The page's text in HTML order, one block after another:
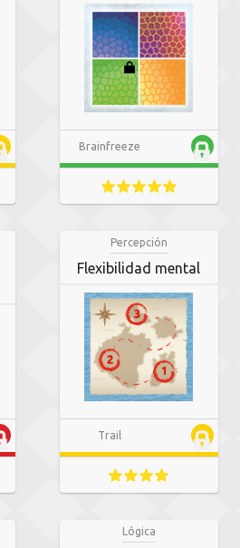
Brainfreeze
Percepción
Flexibilidad mental
Trail
Lógica